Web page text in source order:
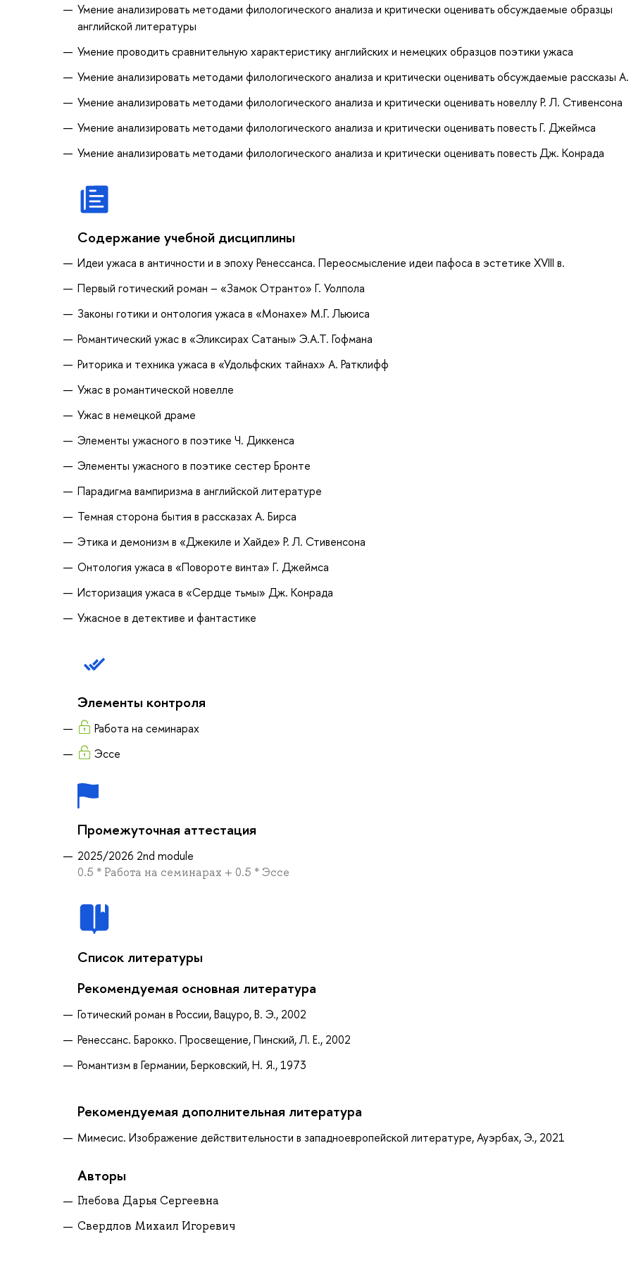
Умение анализировать методами филологического анализа и критически оценивать обсуждаемые образцы
английской литературы
Умение проводить сравнительную характеристику английских и немецких образцов поэтики ужаса
Умение анализировать методами филологического анализа и критически оценивать обсуждаемые рассказы
Умение анализировать методами филологического анализа и критически оценивать новеллу Р. Л. Стивенсона
Умение анализировать методами филологического анализа и критически оценивать повесть Г. Джеймса
Умение анализировать методами филологического анализа и критически оценивать повесть Дж. Конрада
Содержание учебной дисциплины
Идеи ужаса в античности и в эпоху Ренессанса. Переосмысление идеи пафоса в эстетике XVIII в.
Первый готический роман – «Замок Отранто» Г. Уолпола
Законы готики и онтология ужаса в «Монахе» М.Г. Льюиса
Романтический ужас в «Эликсирах Сатаны» Э.А.Т. Гофмана
Риторика и техника ужаса в «Удольфских тайнах» А. Ратклифф
Ужас в романтической новелле
Ужас в немецкой драме
Элементы ужасного в поэтике Ч. Диккенса
Элементы ужасного в поэтике сестер Бронте
Парадигма вампиризма в английской литературе
Темная сторона бытия в рассказах А. Бирса
Этика и демонизм в «Джекиле и Хайде» Р. Л. Стивенсона
Онтология ужаса в «Повороте винта» Г. Джеймса
Историзация ужаса в «Сердце тьмы» Дж. Конрада
Ужасное в детективе и фантастике
Элементы контроля
Работа на семинарах
Эссе
Промежуточная аттестация
2025/2026 2nd module
0.5 * Работа на семинарах + 0.5 * Эссе
Список литературы
Рекомендуемая основная литература
Готический роман в России, Вацуро, В. Э., 2002
Ренессанс. Барокко. Просвещение, Пинский, Л. Е., 2002
Романтизм в Германии, Берковский, Н. Я., 1973
Рекомендуемая дополнительная литература
Мимесис. Изображение действительности в западноевропейской литературе, Ауэрбах, Э., 2021
Авторы
Глебова Дарья Сергеевна
Свердлов Михаил Игоревич